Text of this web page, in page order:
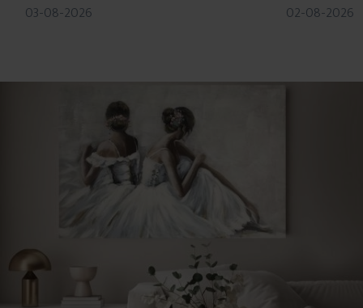
03-08-2026
02-08-2026